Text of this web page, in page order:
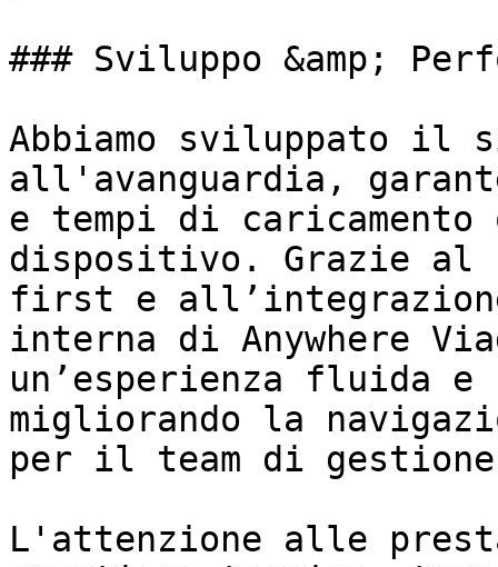
### Sviluppo &amp;
Abbiamo sviluppato il
all'avanguardia,
e tempi di
dispositivo. Grazie al
first e
interna di Anywhere
un’esperienza fluida
migliorando la
per il team di
L'attenzione alle